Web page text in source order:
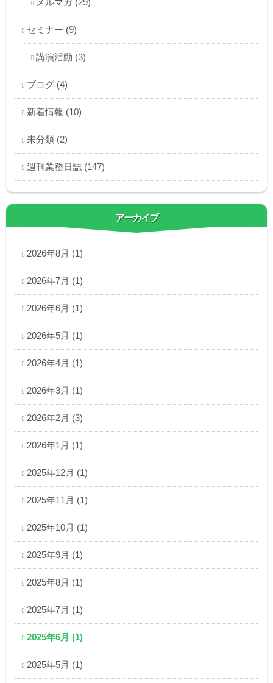
セミナー (9)
講演活動 (3)
ブログ (4)
新着情報 (10)
未分類 (2)
週刊業務日誌 (147)
アーカイブ
2026年8月 (1)
2026年7月 (1)
2026年6月 (1)
2026年5月 (1)
2026年4月 (1)
2026年3月 (1)
2026年2月 (3)
2026年1月 (1)
2025年12月 (1)
2025年11月 (1)
2025年10月 (1)
2025年9月 (1)
2025年8月 (1)
2025年7月 (1)
2025年6月 (1)
2025年5月 (1)